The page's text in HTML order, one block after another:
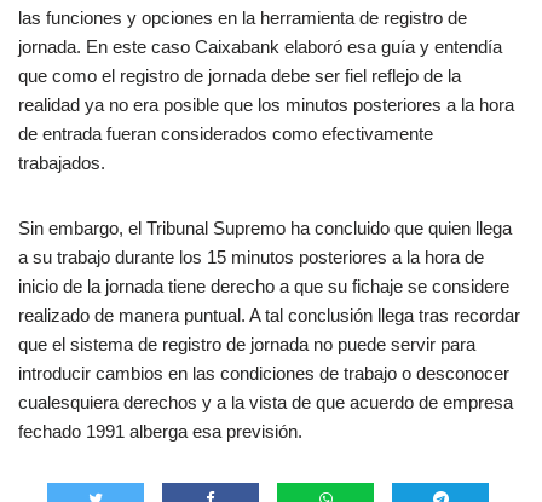
las funciones y opciones en la herramienta de registro de
jornada. En este caso Caixabank elaboró esa guía y entendía
que como el registro de jornada debe ser fiel reflejo de la
realidad ya no era posible que los minutos posteriores a la hora
de entrada fueran considerados como efectivamente
trabajados.
Sin embargo, el Tribunal Supremo ha concluido que quien llega
a su trabajo durante los 15 minutos posteriores a la hora de
inicio de la jornada tiene derecho a que su fichaje se considere
realizado de manera puntual. A tal conclusión llega tras recordar
que el sistema de registro de jornada no puede servir para
introducir cambios en las condiciones de trabajo o desconocer
cualesquiera derechos y a la vista de que acuerdo de empresa
fechado 1991 alberga esa previsión.